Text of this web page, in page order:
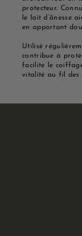
protecteur.
le lait d’ânesse
en apportant
Utilisé
contribue à
facilite le
vitalité au fil des